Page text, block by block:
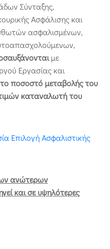
Σύνταξης,
Ασφάλισης και
ασφαλισμένων,
με
Εργασίας και
ποσοστό μεταβολής του
τιμών καταναλωτή του
Επιλογή Ασφαλιστικής
ανώτερων
και σε υψηλότερες